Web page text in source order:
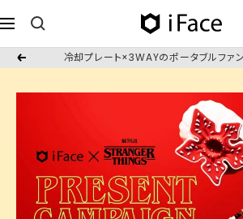
ン
ナ
ビ
ゲ
iFace
日
本
公
イ
ト
戻
冷却プレート×3WAYのポータブルファ